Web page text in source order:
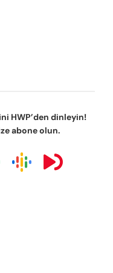
HWP’den dinleyin!
abone olun.